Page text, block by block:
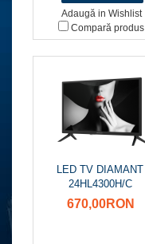
Adaugă in Wishlist
Compară produs
LED TV DIAMANT
24HL4300H/C
670,00RON